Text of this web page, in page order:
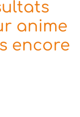
anime
encore